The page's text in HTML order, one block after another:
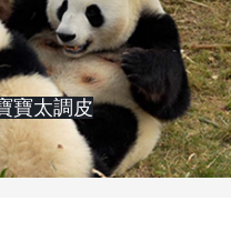
寶太調皮